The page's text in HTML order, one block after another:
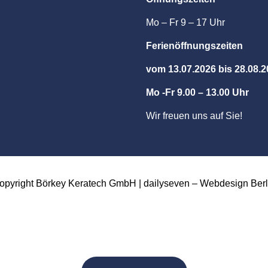
Mo – Fr 9 – 17 Uhr
Ferienöffnungszeiten
vom 13.07.2026 bis
Mo -Fr 9.00 – 13.00 Uhr
Wir freuen uns auf Sie!
Börkey Keratech GmbH | dailyseven – Webdesign